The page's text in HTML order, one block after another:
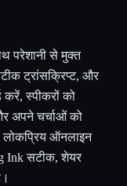
परेशानी से मुक्त
ट्रांसक्रिप्ट, और
करें, स्पीकरों को
अपने चर्चाओं को
ऑनलाइन
Ink सटीक, शेयर